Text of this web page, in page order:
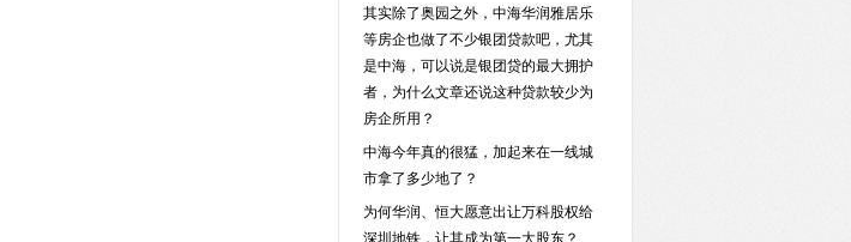
其实除了奥园之外，中海华润雅居乐
等房企也做了不少银团贷款吧，尤其
是中海，可以说是银团贷的最大拥护
者，为什么文章还说这种贷款较少为
房企所用？
中海今年真的很猛，加起来在一线城
市拿了多少地了？
为何华润、恒大愿意出让万科股权给
深圳地铁，让其成为第一大股东？